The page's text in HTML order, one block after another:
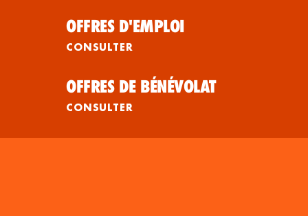
OFFRES D'EMPLOI
CONSULTER
OFFRES DE BÉNÉVOLAT
CONSULTER